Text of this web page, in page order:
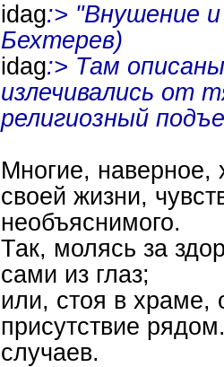
idag:> "Внушение
Бехтерев)
idag:> Там
излечивались от
религиозный
Многие, наверное,
своей жизни,
необъяснимого.
Так, молясь за
сами из глаз;
или, стоя в храме,
присутствие
случаев.